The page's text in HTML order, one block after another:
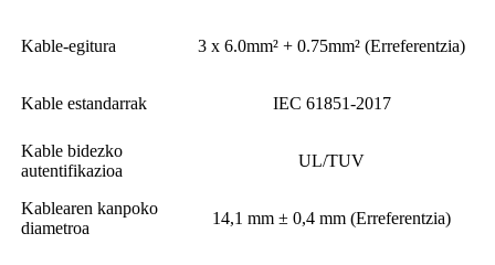
Kable-egitura 3 x 6.0mm² + 0.75mm² (Erreferentzia)
Kable estandarrak IEC 61851-2017
Kable bidezko
autentifikazioa
UL/TUV
Kablearen kanpoko
diametroa
14,1 mm ± 0,4 mm (Erreferentzia)